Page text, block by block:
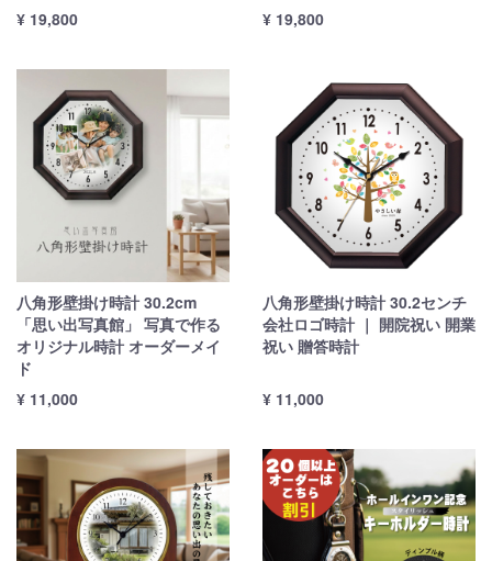
¥ 19,800
¥ 19,800
八角形壁掛け時計 30.2cm
「思い出写真館」 写真で作る
オリジナル時計 オーダーメイ
ド
¥ 11,000
八角形壁掛け時計 30.2センチ
会社ロゴ時計 ｜ 開院祝い 開業
祝い 贈答時計
¥ 11,000